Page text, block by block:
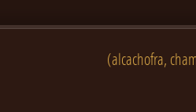
(alcachofra,